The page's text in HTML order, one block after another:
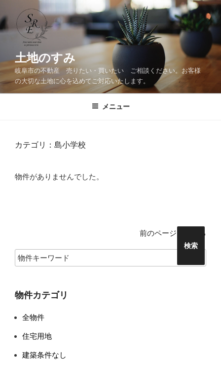
ン
テ
へ
土地のすみ
岐阜市の不動産 売りたい・買いたい ご相談ください。お客様
の大切な土地に心を込めてご対応いたします。
メニュー
カテゴリ：島小学校
物件がありませんでした。
前のページにもどる
検
索
ー
ワ
物件カテゴリ
全物件
住宅用地
建築条件なし